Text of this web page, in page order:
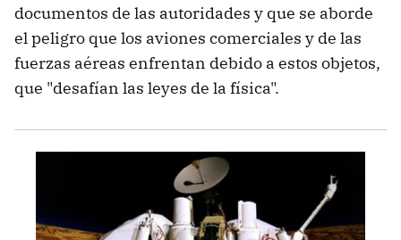
documentos de las autoridades y que se aborde
el peligro que los aviones comerciales y de las
fuerzas aéreas enfrentan debido a estos objetos,
que "desafían las leyes de la física".